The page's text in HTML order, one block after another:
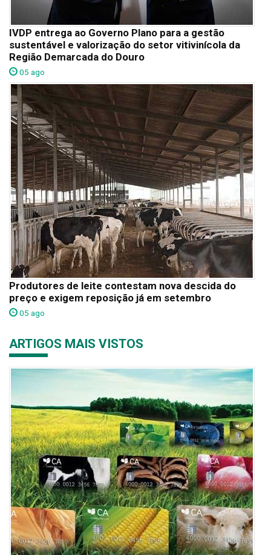
IVDP entrega ao Governo Plano para a gestão
sustentável e valorização do setor vitivinícola da
Região Demarcada do Douro
05 ago
Produtores de leite contestam nova descida do
preço e exigem reposição já em setembro
05 ago
ARTIGOS MAIS VISTOS